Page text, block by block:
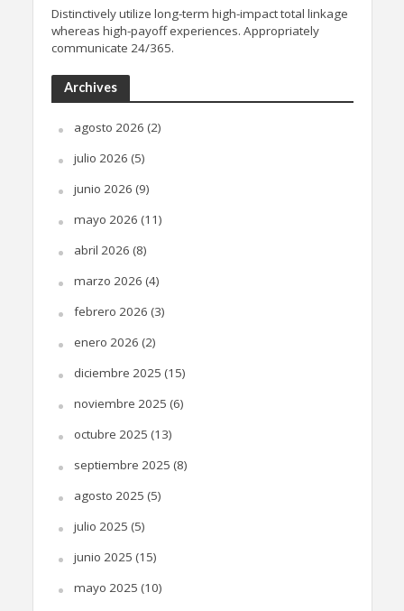
Distinctively utilize long-term high-impact total linkage
whereas high-payoff experiences. Appropriately
communicate 24/365.
Archives
agosto 2026 (2)
julio 2026 (5)
junio 2026 (9)
mayo 2026 (11)
abril 2026 (8)
marzo 2026 (4)
febrero 2026 (3)
enero 2026 (2)
diciembre 2025 (15)
noviembre 2025 (6)
octubre 2025 (13)
septiembre 2025 (8)
agosto 2025 (5)
julio 2025 (5)
junio 2025 (15)
mayo 2025 (10)